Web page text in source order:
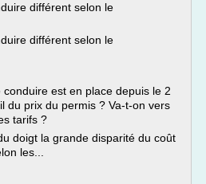
différent selon le
différent selon le
est en place depuis le 2
du prix du permis ? Va-t-on vers
tarifs ?
doigt la grande disparité du coût
les...